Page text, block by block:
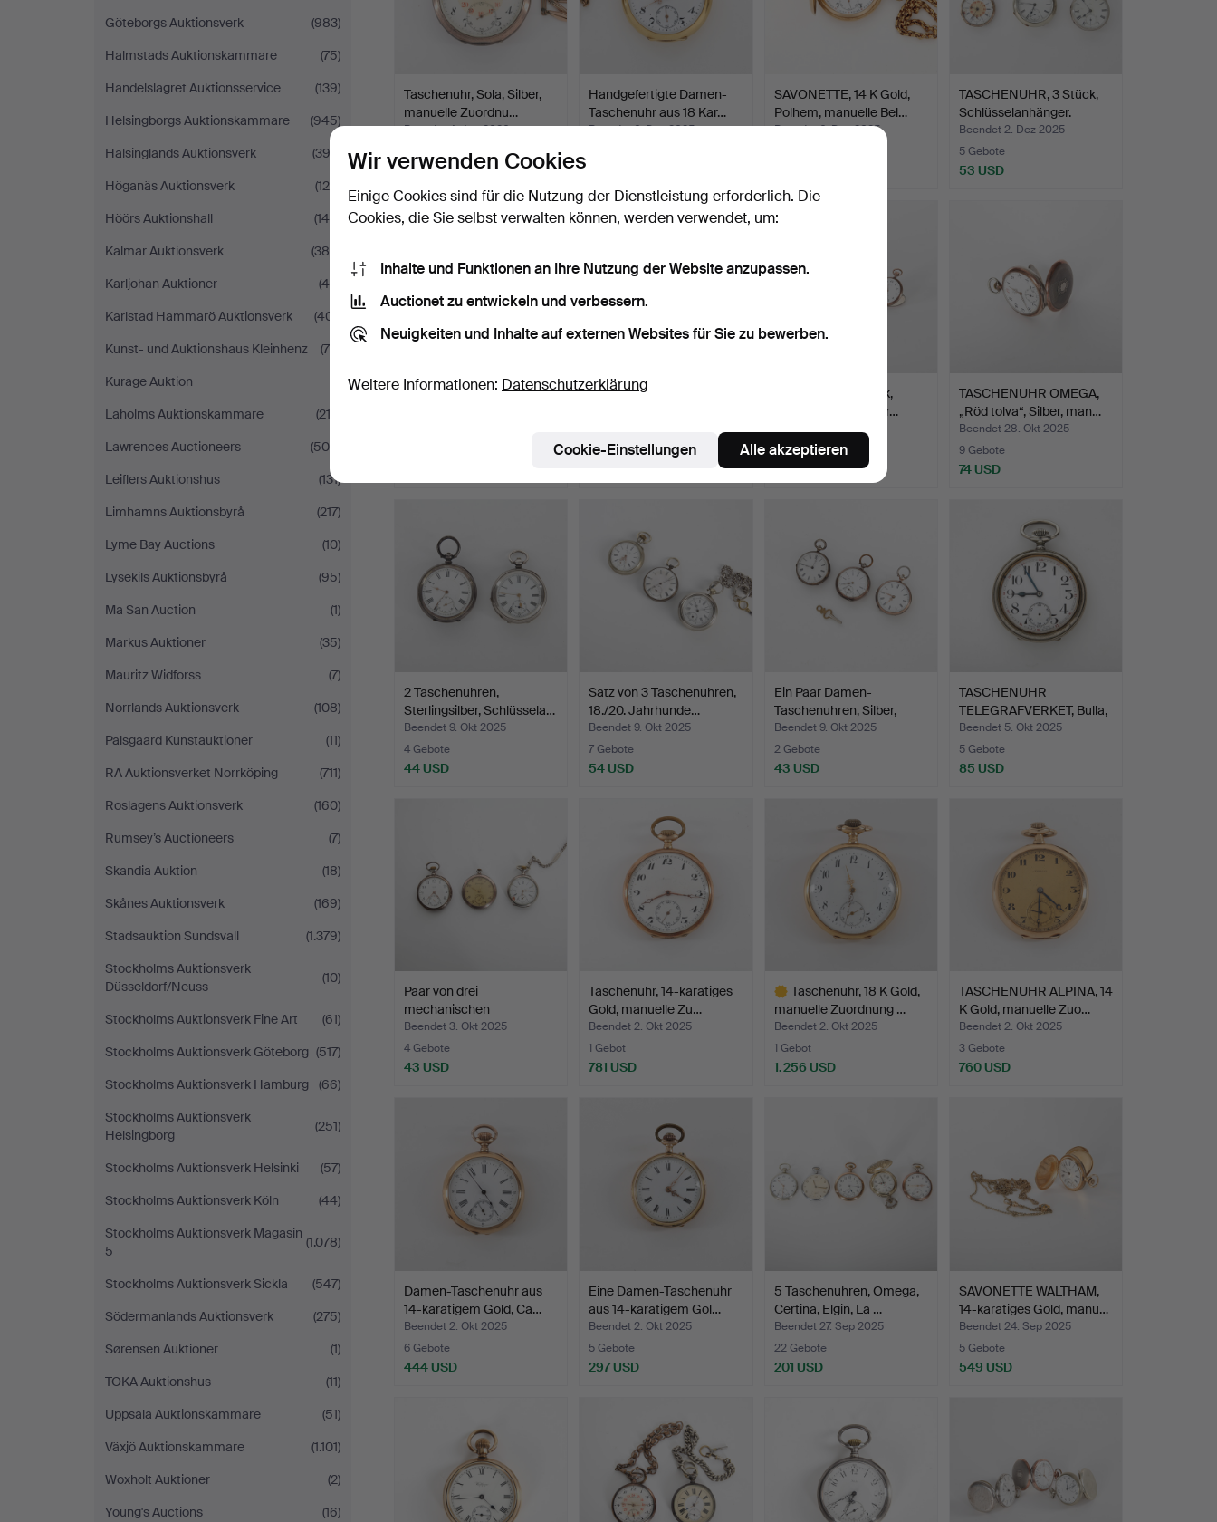
Göteborgs Auktionsverk
(983)
Halmstads Auktionskammare
(75)
Handelslagret Auktionsservice
(139)
Helsingborgs Auktionskammare
(945)
Hälsinglands Auktionsverk
(393)
Höganäs Auktionsverk
(120)
Höörs Auktionshall
(145)
Kalmar Auktionsverk
(388)
Karljohan Auktioner
(49)
Karlstad Hammarö Auktionsverk
(401)
Kunst- und Auktionshaus Kleinhenz
(75)
Kurage Auktion
Laholms Auktionskammare
(212)
Lawrences Auctioneers
(500)
Leiflers Auktionshus
(131)
Limhamns Auktionsbyrå
(217)
Lyme Bay Auctions
(10)
Lysekils Auktionsbyrå
(95)
Ma San Auction
(1)
Markus Auktioner
(35)
Mauritz Widforss
(7)
Norrlands Auktionsverk
(108)
Palsgaard Kunstauktioner
(11)
RA Auktionsverket Norrköping
(711)
Roslagens Auktionsverk
(160)
Rumsey’s Auctioneers
(7)
Skandia Auktion
(18)
Skånes Auktionsverk
(169)
Stadsauktion Sundsvall
(1.379)
Stockholms Auktionsverk
Düsseldorf/Neuss
(10)
Stockholms Auktionsverk Fine Art
(61)
Stockholms Auktionsverk Göteborg (517)
Stockholms Auktionsverk Hamburg
(66)
Stockholms Auktionsverk
Helsingborg
(251)
Stockholms Auktionsverk Helsinki
(57)
Stockholms Auktionsverk Köln
(44)
Stockholms Auktionsverk Magasin
5
(1.078)
Stockholms Auktionsverk Sickla
(547)
Södermanlands Auktionsverk
(275)
Sørensen Auktioner
(1)
TOKA Auktionshus
(11)
Uppsala Auktionskammare
(51)
Växjö Auktionskammare
(1.101)
Woxholt Auktioner
(2)
Young's Auctions
(16)
Taschenuhr, Sola, Silber,
manuelle Zuordnu…
Beendet 4. Jan 2026
74 USD
Handgefertigte Damen-
Taschenuhr aus 18 Kar…
Beendet 6. Dez 2025
SAVONETTE, 14 K Gold,
Polhem, manuelle Bel…
Beendet 6. Dez 2025
TASCHENUHR, 3 Stück,
Schlüsselanhänger.
Beendet 2. Dez 2025
5 Gebote
53 USD
Satz von 3 Taschenuhren,
Taschenuhr OMEGA,
17 Gebote
Taschenuhr, 2 Stück,
Silber, Dirigentenuhr…
12 Gebote
101 USD
TASCHENUHR OMEGA,
„Röd tolva“, Silber, man…
Beendet 28. Okt 2025
9 Gebote
74 USD
2 Taschenuhren,
Sterlingsilber, Schlüssela…
Beendet 9. Okt 2025
4 Gebote
44 USD
Satz von 3 Taschenuhren,
18./20. Jahrhunde…
Beendet 9. Okt 2025
7 Gebote
54 USD
Ein Paar Damen-
Taschenuhren, Silber,
erste…
Beendet 9. Okt 2025
2 Gebote
43 USD
TASCHENUHR
TELEGRAFVERKET, Bulla,
manuell,…
Beendet 5. Okt 2025
5 Gebote
85 USD
Paar von drei
mechanischen
Taschenuhren, 2…
Beendet 3. Okt 2025
4 Gebote
43 USD
Taschenuhr, 14-karätiges
Gold, manuelle Zu…
Beendet 2. Okt 2025
1 Gebot
781 USD
Taschenuhr, 18 K Gold,
manuelle Zuordnung …
Beendet 2. Okt 2025
1 Gebot
1.256 USD
TASCHENUHR ALPINA, 14
K Gold, manuelle Zuo…
Beendet 2. Okt 2025
3 Gebote
760 USD
Damen-Taschenuhr aus
14-karätigem Gold, Ca…
Beendet 2. Okt 2025
6 Gebote
444 USD
Eine Damen-Taschenuhr
aus 14-karätigem Gol…
Beendet 2. Okt 2025
5 Gebote
297 USD
5 Taschenuhren, Omega,
Certina, Elgin, La …
Beendet 27. Sep 2025
22 Gebote
201 USD
SAVONETTE WALTHAM,
14-karätiges Gold, manu…
Beendet 24. Sep 2025
5 Gebote
549 USD
Wir verwenden Cookies
Einige Cookies sind für die Nutzung der Dienstleistung erforderlich. Die
Cookies, die Sie selbst verwalten können, werden verwendet, um:
Inhalte und Funktionen an Ihre Nutzung der Website anzupassen.
Auctionet zu entwickeln und verbessern.
Neuigkeiten und Inhalte auf externen Websites für Sie zu bewerben.
Weitere Informationen: Datenschutzerklärung
Cookie-Einstellungen Alle akzeptieren